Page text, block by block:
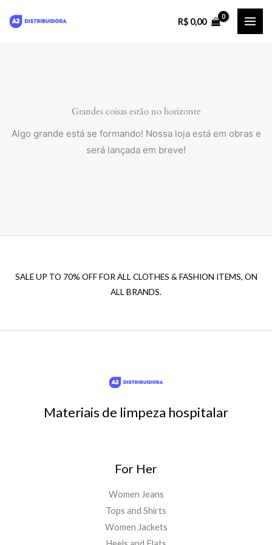
para
R$0,00
Grandes coisas estão no horizonte
Algo grande está se formando! Nossa loja está em obras e
será lançada em breve!
SALE UP TO 70% OFF FOR ALL CLOTHES & FASHION ITEMS, ON
ALL BRANDS.
Materiais de limpeza hospitalar
For Her
Women Jeans
Tops and Shirts
Women Jackets